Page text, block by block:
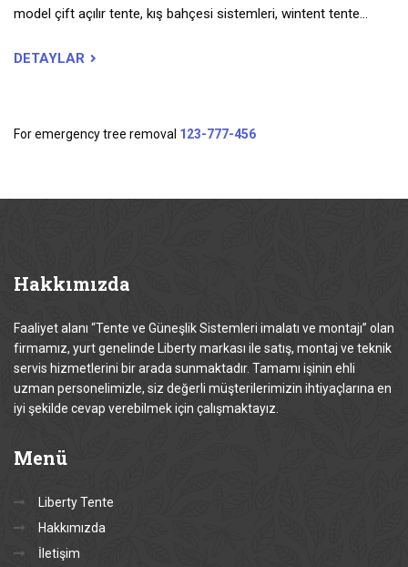
model çift açılır tente, kış bahçesi sistemleri, wintent tente…
DETAYLAR
For emergency tree removal 123-777-456
Hakkımızda
Faaliyet alanı “Tente ve Güneşlik Sistemleri imalatı ve montajı” olan
firmamız, yurt genelinde Liberty markası ile satış, montaj ve teknik
servis hizmetlerini bir arada sunmaktadır. Tamamı işinin ehli
uzman personelimizle, siz değerli müşterilerimizin ihtiyaçlarına en
iyi şekilde cevap verebilmek için çalışmaktayız.
Menü
Liberty Tente
Hakkımızda
İletişim